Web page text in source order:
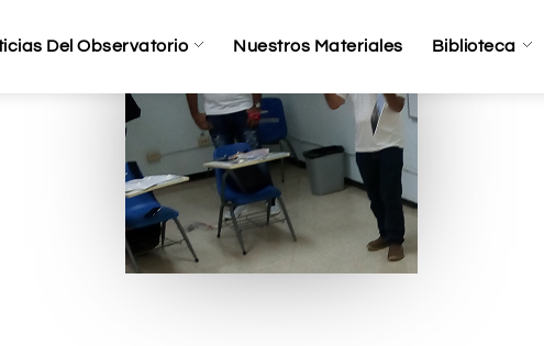
Del Observatorio Nuestros Materiales Biblioteca